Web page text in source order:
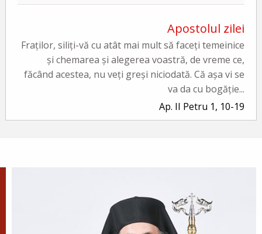
Apostolul zilei
Fraților, siliți-vă cu atât mai mult să faceți temeinice
și chemarea și alegerea voastră, de vreme ce,
făcând acestea, nu veți greși niciodată. Că așa vi se
va da cu bogăție...
Ap. II Petru 1, 10-19
Ev. Matei 17, 1-9
doxologia.ro